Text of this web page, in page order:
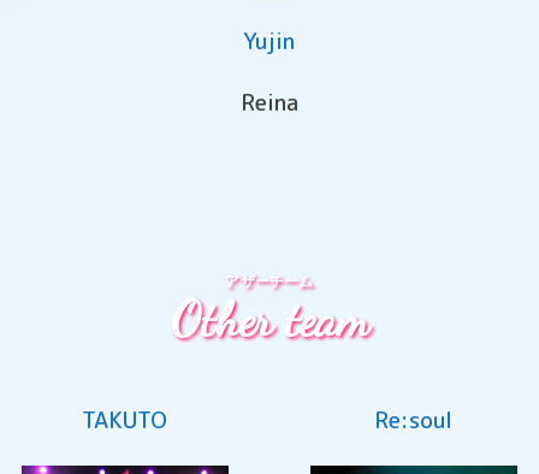
Yujin
Reina
Other team
アザーチーム
TAKUTO Re:soul